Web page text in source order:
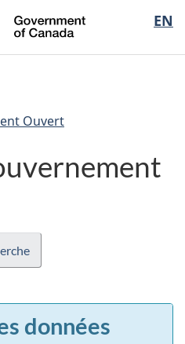
Passer
au
contenu
Passer
à
« Au
Passer
à
la
EN
of
Ouvert
données